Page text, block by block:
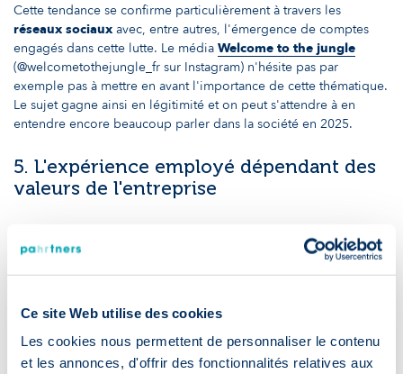
Ce site Web utilise des cookies
Les cookies nous permettent de personnaliser le contenu
et les annonces, d'offrir des fonctionnalités relatives aux
Cette tendance se confirme particulièrement à travers les
réseaux sociaux avec, entre autres, l'émergence de comptes
engagés dans cette lutte. Le média Welcome to the jungle
(@welcometothejungle_fr sur Instagram) n'hésite pas par
exemple pas à mettre en avant l'importance de cette thématique.
Le sujet gagne ainsi en légitimité et on peut s'attendre à en
entendre encore beaucoup parler dans la société en 2025.
5. L'expérience employé dépendant des
valeurs de l'entreprise
désormais appelées à accorder une
attention toute particulière
l'engagement et la rétention des employés. Les candidats sont
et les actions sont en phase avec les leurs, quitte à rejeter les
entreprises qui ne répondent pas à leurs attentes, notamment en